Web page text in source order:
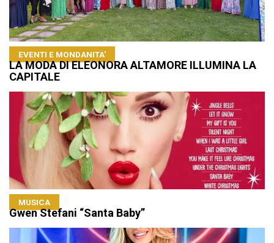
EVENTI E MONDANITA'
LA MODA DI ELEONORA ALTAMORE ILLUMINA LA
CAPITALE
MUSICA
Gwen Stefani “Santa Baby”